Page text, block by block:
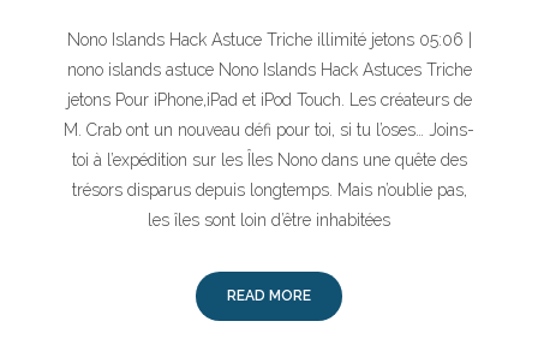
Nono Islands Hack Astuce Triche illimité jetons 05:06 |
nono islands astuce Nono Islands Hack Astuces Triche
jetons Pour iPhone,iPad et iPod Touch. Les créateurs de
M. Crab ont un nouveau défi pour toi, si tu l’oses… Joins-
toi à l’expédition sur les Îles Nono dans une quête des
trésors disparus depuis longtemps. Mais n’oublie pas,
les îles sont loin d’être inhabitées
READ MORE